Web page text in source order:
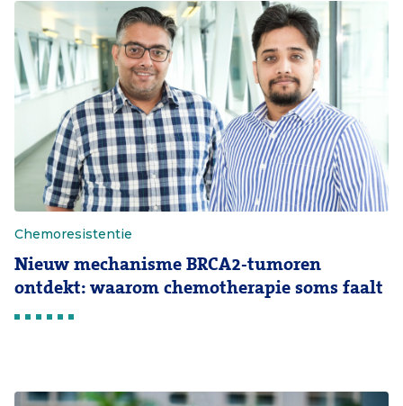
Chemoresistentie
Nieuw mechanisme BRCA2-tumoren
ontdekt: waarom chemotherapie soms faalt